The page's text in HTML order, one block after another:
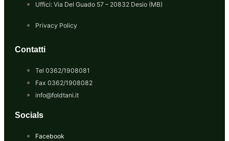
Uffici: Via Del Guado 57 – 20832 Desio (MB)
Privacy Policy
Contatti
Tel 0362/1908081
Fax 0362/1908082
info@foldtani.it
Socials
Facebook